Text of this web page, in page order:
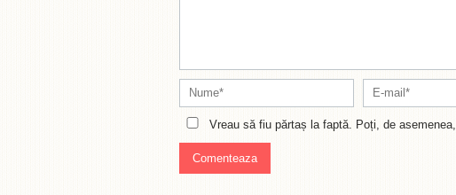
Vreau să fiu părtaș la faptă. Poți, de asemenea,